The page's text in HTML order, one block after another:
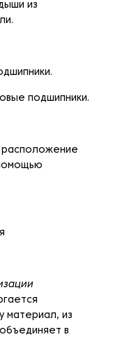
из
подшипники.
расположение
материал, из
в